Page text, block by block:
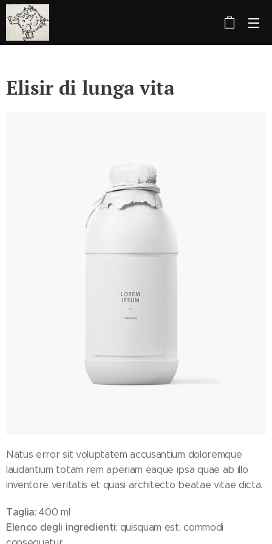
Elisir di lunga vita
Natus error sit voluptatem accusantium doloremque
laudantium totam rem aperiam eaque ipsa quae ab illo
inventore veritatis et quasi architecto beatae vitae dicta.
Taglia: 400 ml
Elenco degli ingredienti: quisquam est, commodi